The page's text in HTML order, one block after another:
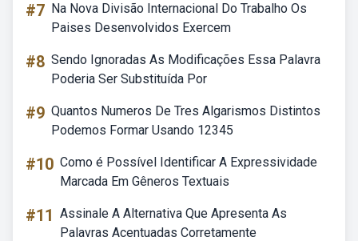
#7 Na Nova Divisão Internacional Do Trabalho Os
Paises Desenvolvidos Exercem
#8 Sendo Ignoradas As Modificações Essa Palavra
Poderia Ser Substituída Por
#9 Quantos Numeros De Tres Algarismos Distintos
Podemos Formar Usando 12345
#10 Como é Possível Identificar A Expressividade
Marcada Em Gêneros Textuais
#11 Assinale A Alternativa Que Apresenta As
Palavras Acentuadas Corretamente